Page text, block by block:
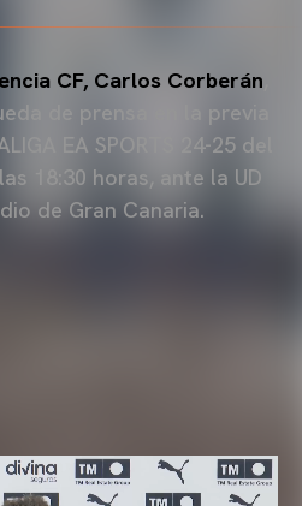
CF, Carlos Corberán
de prensa en la previa
EA SPORTS 24-25 del
18:30 horas, ante la UD
de Gran Canaria.